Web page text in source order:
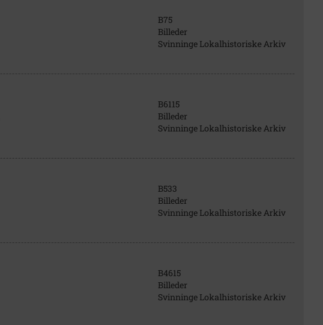
B75
Billeder
Svinninge Lokalhistoriske Arkiv
B6115
Billeder
Svinninge Lokalhistoriske Arkiv
B533
Billeder
Svinninge Lokalhistoriske Arkiv
B4615
Billeder
Svinninge Lokalhistoriske Arkiv